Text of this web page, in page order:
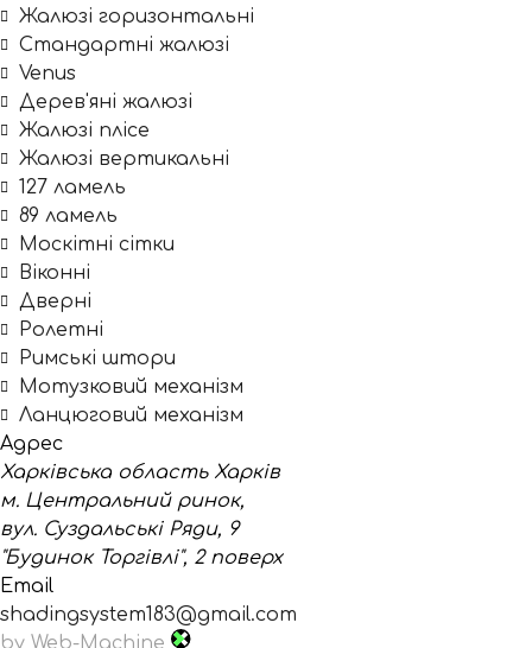
Жалюзі горизонтальні
Стандартні жалюзі
Venus
Дерев'яні жалюзі
Жалюзі плісе
Жалюзі вертикальні
127 ламель
89 ламель
Москітні сітки
Віконні
Дверні
Ролетні
Римські штори
Мотузковий механізм
Ланцюговий механізм
Адрес
Харківська область Харків
м. Центральний ринок,
вул. Суздальські Ряди, 9
"Будинок Торгівлі", 2 поверх
Email
shadingsystem183@gmail.com
by Web-Machine